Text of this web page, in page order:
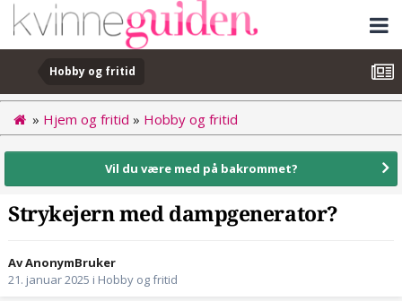
Hobby og fritid
» Hjem og fritid » Hobby og fritid
Vil du være med på bakrommet?
Strykejern med dampgenerator?
Av AnonymBruker
21. januar 2025 i Hobby og fritid